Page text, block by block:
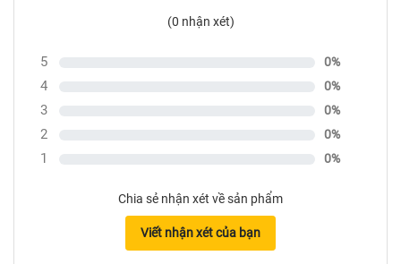
Balo Cầu Lông Yonex BA12PAEX (GC) - Xanh than
2. Thông số chi tiết của Balo
Cầu Lông Yonex BA12PAEX (GC)
(0 nhận xét)
5 0%
4 0%
3 0%
2 0%
1 0%
Chia sẻ nhận xét về sản phẩm
Viết nhận xét của bạn